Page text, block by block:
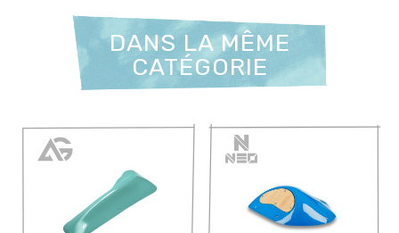
DANS LA MÊME
CATÉGORIE